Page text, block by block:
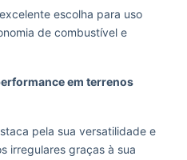
escolha para uso
de combustível e
em terrenos
pela sua versatilidade e
irregulares graças à sua